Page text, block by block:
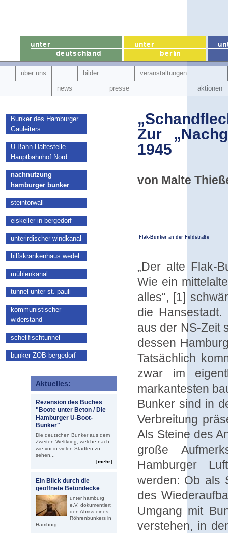
über uns
news
bilder
presse
veranstaltungen
aktionen
Bunker des Hamburger
Gauleiters
U-Bahn-Haltestelle
Hauptbahnhof Nord
nachnutzung
hamburger bunker
steintorwall
eiskeller in bergedorf
unterirdischer windkanal
hilfskrankenhaus wedel
mühlenkanal
tunnel unter st. pauli
kommunistischer
widerstand
schellfischtunnel
bunker ZOB bergedorf
Aktuelles:
Rezension des Buches
"Boote unter Beton / Die
Hamburger U-Boot-
Bunker"
Die deutschen Bunker aus dem
Zweiten Weltkrieg, welche nach
wie vor in vielen Städten zu
sehen...
[mehr]
Ein Blick durch die
geöffnete Betondecke
unter hamburg
e.V. dokumentiert
den Abriss eines
Röhrenbunkers in
Hamburg
Zur
1945
von Malte
Flak-Bunker an der Feldstraße
„Der alte Flak-
Wie ein
alles“, [1]
die Hansestadt.
aus der NS-Zeit
dessen
Tatsächlich
zwar im
markantesten
Bunker sind in
Verbreitung
Als Steine des
große
Hamburger
werden: Ob als
des
Umgang mit
verstehen, in